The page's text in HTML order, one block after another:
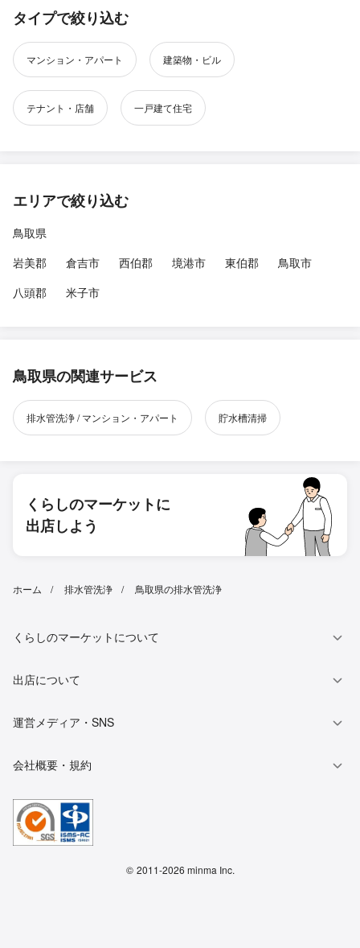
タイプで絞り込む
マンション・アパート 建築物・ビル
テナント・店舗 一戸建て住宅
エリアで絞り込む
鳥取県
岩美郡
倉吉市 西伯郡 境港市 東伯郡
鳥取市
八頭郡
米子市
鳥取県の関連サービス
排水管洗浄 / マンション・アパート 貯水槽清掃
くらしのマーケットに
出店しよう
ホーム 排水管洗浄 鳥取県の排水管洗浄
くらしのマーケットについて
出店について
運営メディア・SNS
会社概要・規約
© 2011-2026 minma Inc.